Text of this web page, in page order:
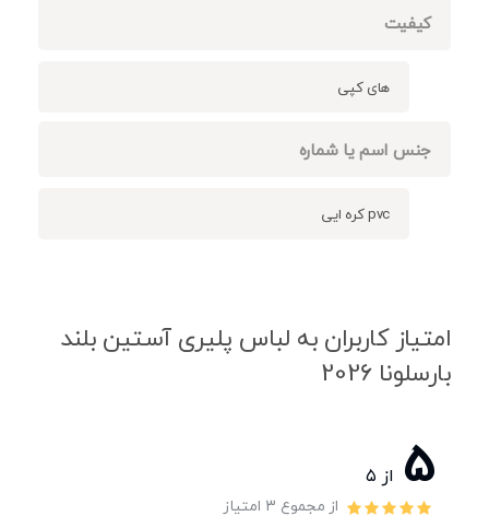
کیفیت
های کپی
جنس اسم یا شماره
pvc کره ایی
امتیاز کاربران به لباس پلیری آستین بلند
بارسلونا 2026
5 از ۵
از مجموع 3 امتیاز